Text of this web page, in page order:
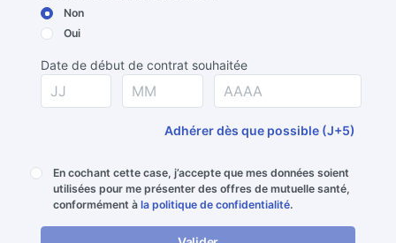
Non
Oui
Date de début de contrat souhaitée
Adhérer dès que possible (J+5)
En cochant cette case, j’accepte que mes données soient
utilisées pour me présenter des offres de mutuelle santé,
conformément à la politique de confidentialité.